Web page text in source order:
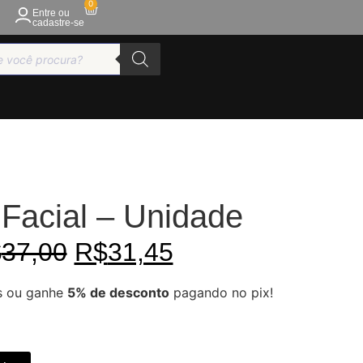
Entre ou
cadastre-se
0
– Unidade
37,00 R$31,45
ou ganhe 5% de desconto pagando no pix!